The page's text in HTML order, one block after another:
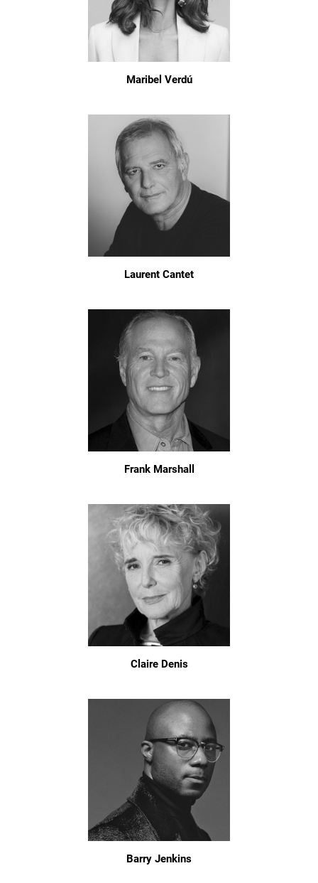
Maribel Verdú
Laurent Cantet
Frank Marshall
Claire Denis
Barry Jenkins